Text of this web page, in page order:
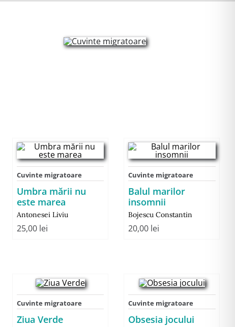
Cuvinte migratoare
Umbra mării nu
este marea
Antonesei Liviu
25,00 lei
Cuvinte migratoare
Balul marilor
insomnii
Bojescu Constantin
20,00 lei
Cuvinte migratoare
Ziua Verde
Cuvinte migratoare
Obsesia jocului